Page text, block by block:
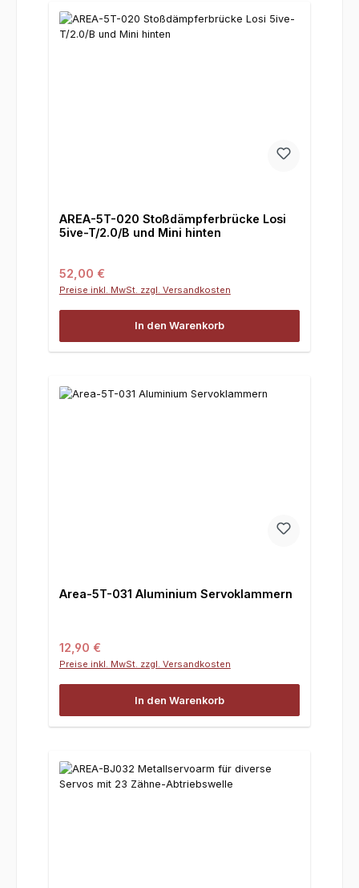
AREA-5T-020 Stoßdämpferbrücke Losi
5ive-T/2.0/B und Mini hinten
Regulärer Preis:
52,00 €
Preise inkl. MwSt. zzgl. Versandkosten
In den Warenkorb
Area-5T-031 Aluminium Servoklammern
Regulärer Preis:
12,90 €
Preise inkl. MwSt. zzgl. Versandkosten
In den Warenkorb